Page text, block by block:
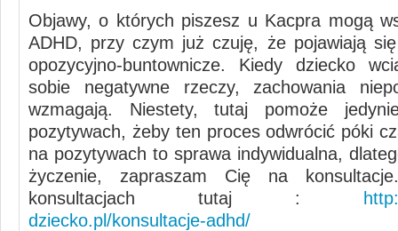
Objawy, o których piszesz u Kacpra mogą
ADHD, przy czym już czuję, że pojawiają
opozycyjno-buntownicze. Kiedy dziecko
sobie negatywne rzeczy, zachowania
wzmagają. Niestety, tutaj pomoże
pozytywach, żeby ten proces odwrócić póki
na pozytywach to sprawa indywidualna,
życzenie, zapraszam Cię na
konsultacjach tutaj :
dziecko.pl/konsultacje-adhd/